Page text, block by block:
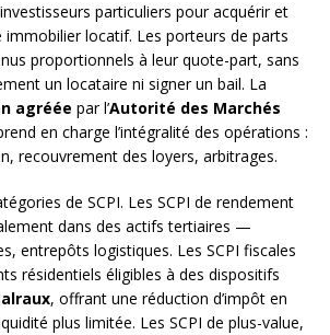
particuliers pour acquérir et
immobilier locatif. Les porteurs de parts
proportionnels à leur quote-part, sans
un locataire ni signer un bail. La
agréée par l’Autorité des Marchés
en charge l’intégralité des opérations :
recouvrement des loyers, arbitrages.
de SCPI. Les SCPI de rendement
dans des actifs tertiaires —
entrepôts logistiques. Les SCPI fiscales
résidentiels éligibles à des dispositifs
, offrant une réduction d’impôt en
plus limitée. Les SCPI de plus-value,